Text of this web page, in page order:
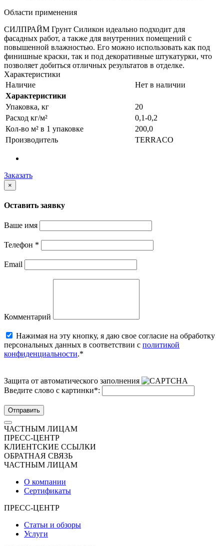
Области применения
СИЛПРАЙМ Грунт Силикон идеально подходит для
фасадных работ, а также для внутренних помещений с
повышенной влажностью. Его можно использовать как под
финишные краски, так и под декоративные штукатурки, что
позволяет добиться отличных результатов в отделке.
Характеристики
Наличие
Нет в наличии
Характеристики
Упаковка, кг
20
Расход кг/м²
0,1-0,2
Кол-во м² в 1 упаковке
200,0
Производитель
TERRACO
Заказать
×
Оставить заявку
Ваше имя
Телефон *
Email
Комментарий
Нажимая на эту кнопку, я даю свое согласие на обработку
персональных данных в соответствии с политикой
конфиденциальности.*
Защита от автоматического заполнения
Введите слово с картинки*:
Отправить
ЧАСТНЫМ ЛИЦАМ
ПРЕСС-ЦЕНТР
КЛИЕНТСКИЕ ССЫЛКИ
ОБРАТНАЯ СВЯЗЬ
ЧАСТНЫМ ЛИЦАМ
О компании
Сертификаты
ПРЕСС-ЦЕНТР
Статьи и обзоры
Услуги